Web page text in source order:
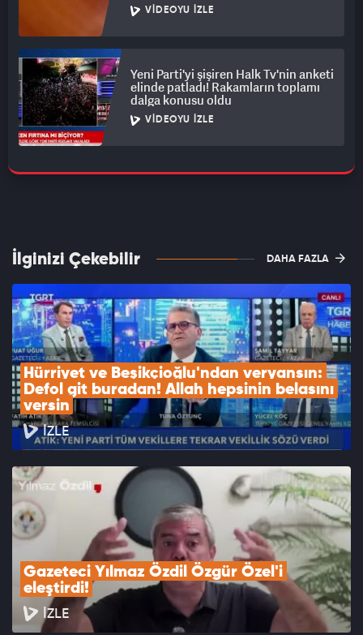
VIDEOYU İZLE
Yeni Parti'yi şişiren Halk Tv'nin anketi
elinde patladı! Rakamların toplamı
dalga konusu oldu
VIDEOYU İZLE
İlginizi Çekebilir DAHA FAZLA
Hürriyet ve Beşikçioğlu'ndan veryansın:
Defol git buradan! Allah hepsinin belasını
versin
İZLE
Gazeteci Yılmaz Özdil Özgür Özel'i
eleştirdi!
İZLE